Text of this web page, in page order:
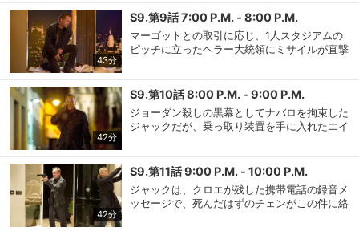
購入履歴
レンタル、購入、定額見放題の購入履歴の
確認が可能です。こちらから視聴いただく
と便利です。
能です。
閲覧履歴
サイト内の閲覧履歴を確認できます。履歴
視聴年齢制限
サイト内で表示される作品の表示制限が可
能です。5段階の年齢区分から選択できま
す。
領は自身の病気のことを打ち明け、決心が揺る
ぎないことを示す。CIA捜査官たちはシモーヌ
から聞き出した住所へ向かうが、すでにマーゴ
ットたちは逃げた後だった。
43分
S9.第9話 7:00 P.M. - 8:00 P.M.
マーゴットとの取引に応じ、1人スタジアムの
ピッチに立ったヘラー大統領にミサイルが直撃
機となったところでジャックが仕組んだトリッ
クを見破る。裏切りに激昂したマーゴットは、
報復として多くの市民でごった返すウォーター
ルー駅を爆撃することに。
42分
S9.第10話 8:00 P.M. - 9:00 P.M.
ジョーダン殺しの黒幕としてナバロを拘束した
ジャックだが、乗っ取り装置を手に入れたエイ
クは、ロシア外交官の脅しに乗る。クロエたち
がオープンセルに戻ると、そこには中国のテロ
リスト、チェン・ジーの姿が。チェンは装置を
奪い、ある計画を実行に移す。
42分
S9.第11話 9:00 P.M. - 10:00 P.M.
ジャックは、クロエが残した携帯電話の録音メ
ッセージで、死んだはずのチェンがこの件に絡